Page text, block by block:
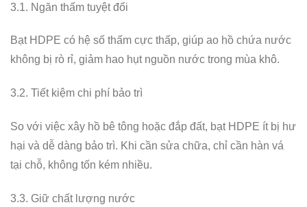
3.1. Ngăn thấm tuyệt đối
Bạt HDPE có hệ số thấm cực thấp, giúp ao hồ chứa nước
không bị rò rỉ, giảm hao hụt nguồn nước trong mùa khô.
3.2. Tiết kiệm chi phí bảo trì
So với việc xây hồ bê tông hoặc đắp đất, bạt HDPE ít bị hư
hại và dễ dàng bảo trì. Khi cần sửa chữa, chỉ cần hàn vá
tại chỗ, không tốn kém nhiều.
3.3. Giữ chất lượng nước